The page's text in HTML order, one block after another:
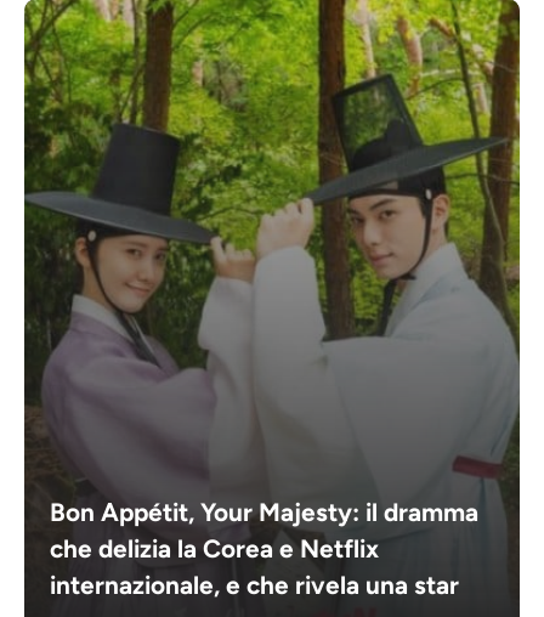
Bon Appétit, Your Majesty: il dramma
che delizia la Corea e Netflix
internazionale, e che rivela una star